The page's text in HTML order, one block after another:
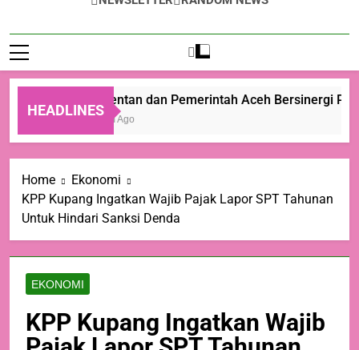
HEADLINES
Kementan dan Pemerintah Aceh Bersinergi
13 Jam Ago
Home
Ekonomi
KPP Kupang Ingatkan Wajib Pajak Lapor SPT Tahunan
Untuk Hindari Sanksi Denda
EKONOMI
KPP Kupang Ingatkan Wajib